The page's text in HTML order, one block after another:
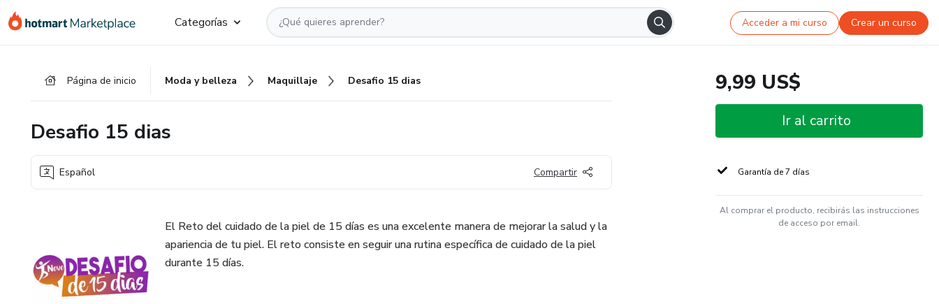
Categorías Acceder a mi curso Crear un curso
Página de inicio Moda y belleza Maquillaje Desafio 15 dias
Desafio 15 dias
Español Compartir
El Reto del cuidado de la piel de 15 días es una excelente manera de mejorar la salud y la
apariencia de tu piel. El reto consiste en seguir una rutina específica de cuidado de la piel
durante 15 días.
9,99 US$
Ir al carrito
Garantía de 7 días
Al comprar el producto, recibirás las instrucciones
de acceso por email.